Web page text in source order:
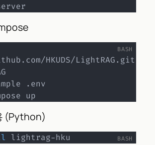
up
(Python)
lightrag-hku